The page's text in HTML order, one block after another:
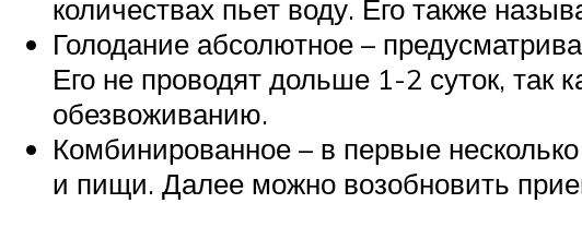
количествах пьет воду. Его также
Голодание абсолютное –
Его не проводят дольше 1-2 суток, так
обезвоживанию.
Комбинированное – в первые
и пищи. Далее можно возобновить